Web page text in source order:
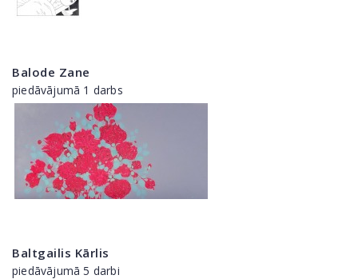
Balode Zane
piedāvājumā 1 darbs
Baltgailis Kārlis
piedāvājumā 5 darbi